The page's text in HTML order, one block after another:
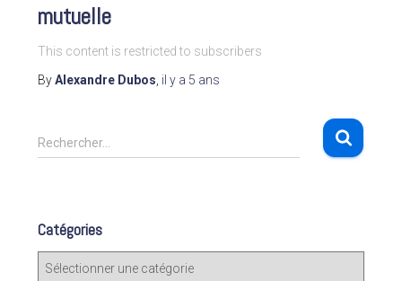
mutuelle
This content is restricted to subscribers
ByAlexandre Dubos il y a 5 ans
R
e
r
c
Rechercher…
Catégories
C